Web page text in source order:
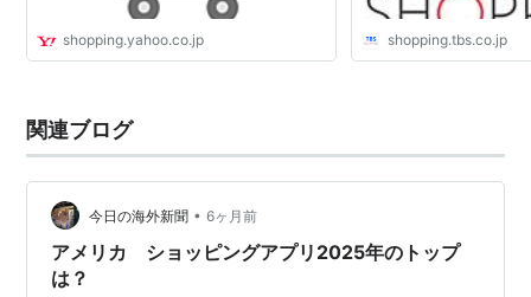
shopping.yahoo.co.jp shopping.tbs.co.jp
関連ブログ
今日の海外新聞 • 6ヶ月前
アメリカ ショッピングアプリ2025年のトップ
は？